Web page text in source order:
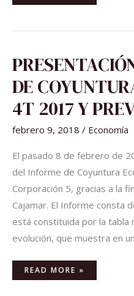
DE
4T 2017 Y
febrero 9, 2018 / Economía
El pasado 8 de febrero de
del Informe de Coyuntura
Corporación 5, gracias a la
Cajamar. El Informe consta
está constituida por la tabla
evolución, que muestra en
PRESENTACIÓN
DEL
INFORME
DE
COYUNTURA
ECONÓMICA
4T
2017
Y
READ MORE »